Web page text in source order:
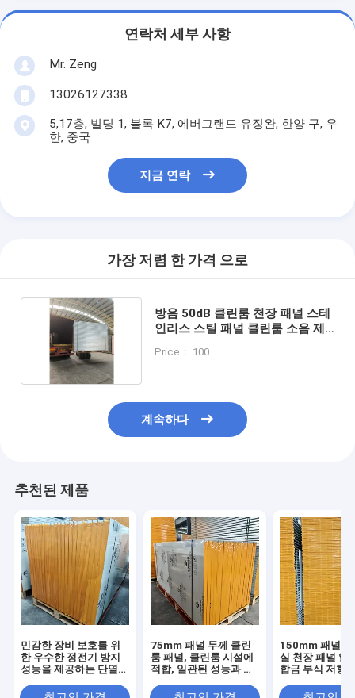
연락처 세부 사항
Mr. Zeng
13026127338
5,17층, 빌딩 1, 블록 K7, 에버그랜드 유징완, 한양 구, 우
한, 중국
지금 연락
가장 저렴 한 가격 으로
방음 50dB 클린룸 천장 패널 스테
인리스 스틸 패널 클린룸 소음 제
Price： 100
계속하다
추천된 제품
민감한 장비 보호를 위
한 우수한 정전기 방지
성능을 제공하는 단열
75mm 패널 두께 클린
룸 패널, 클린룸 시설에
적합, 일관된 성능과 긴
150mm 패널
실 천장 패널 알
합금 부식 저항